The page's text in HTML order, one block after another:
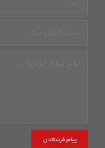
پیام فرستادن